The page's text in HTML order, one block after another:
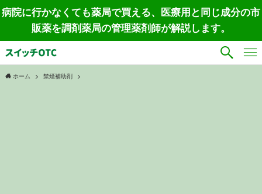
病院に行かなくても薬局で買える、医療用と同じ成分の市
販薬を調剤薬局の管理薬剤師が解説します。
ホーム 禁煙補助剤